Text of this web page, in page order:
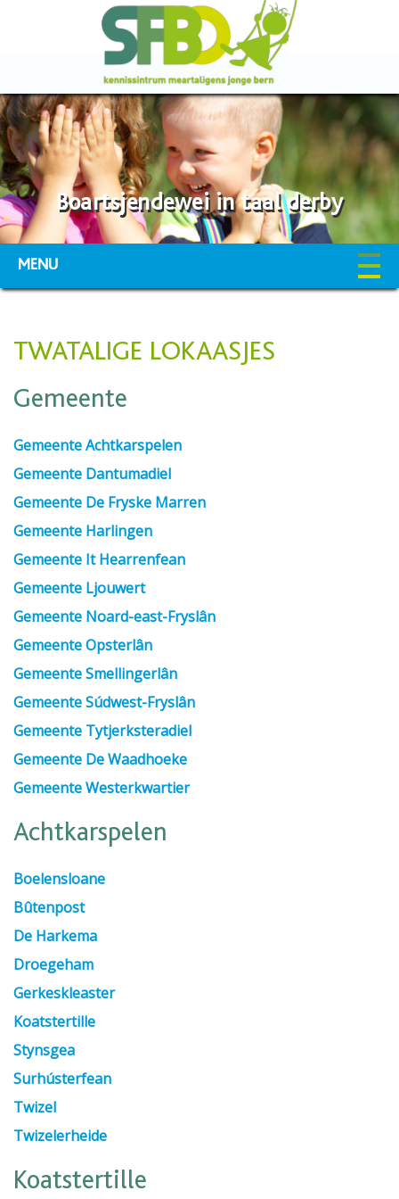
Boartsjendewei in taal derby
MENU
TWATALIGE LOKAASJES
Gemeente
Gemeente Achtkarspelen
Gemeente Dantumadiel
Gemeente De Fryske Marren
Gemeente Harlingen
Gemeente It Hearrenfean
Gemeente Ljouwert
Gemeente Noard-east-Fryslân
Gemeente Opsterlân
Gemeente Smellingerlân
Gemeente Súdwest-Fryslân
Gemeente Tytjerksteradiel
Gemeente De Waadhoeke
Gemeente Westerkwartier
Achtkarspelen
Boelensloane
Bûtenpost
De Harkema
Droegeham
Gerkeskleaster
Koatstertille
Stynsgea
Surhústerfean
Twizel
Twizelerheide
Koatstertille